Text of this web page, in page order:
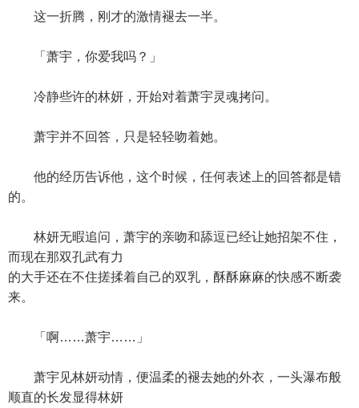
这一折腾，刚才的激情褪去一半。
「萧宇，你爱我吗？」
冷静些许的林妍，开始对着萧宇灵魂拷问。
萧宇并不回答，只是轻轻吻着她。
他的经历告诉他，这个时候，任何表述上的回答都是错
的。
林妍无暇追问，萧宇的亲吻和舔逗已经让她招架不住，
而现在那双孔武有力
的大手还在不住搓揉着自己的双乳，酥酥麻麻的快感不断袭
来。
「啊……萧宇……」
萧宇见林妍动情，便温柔的褪去她的外衣，一头瀑布般
顺直的长发显得林妍